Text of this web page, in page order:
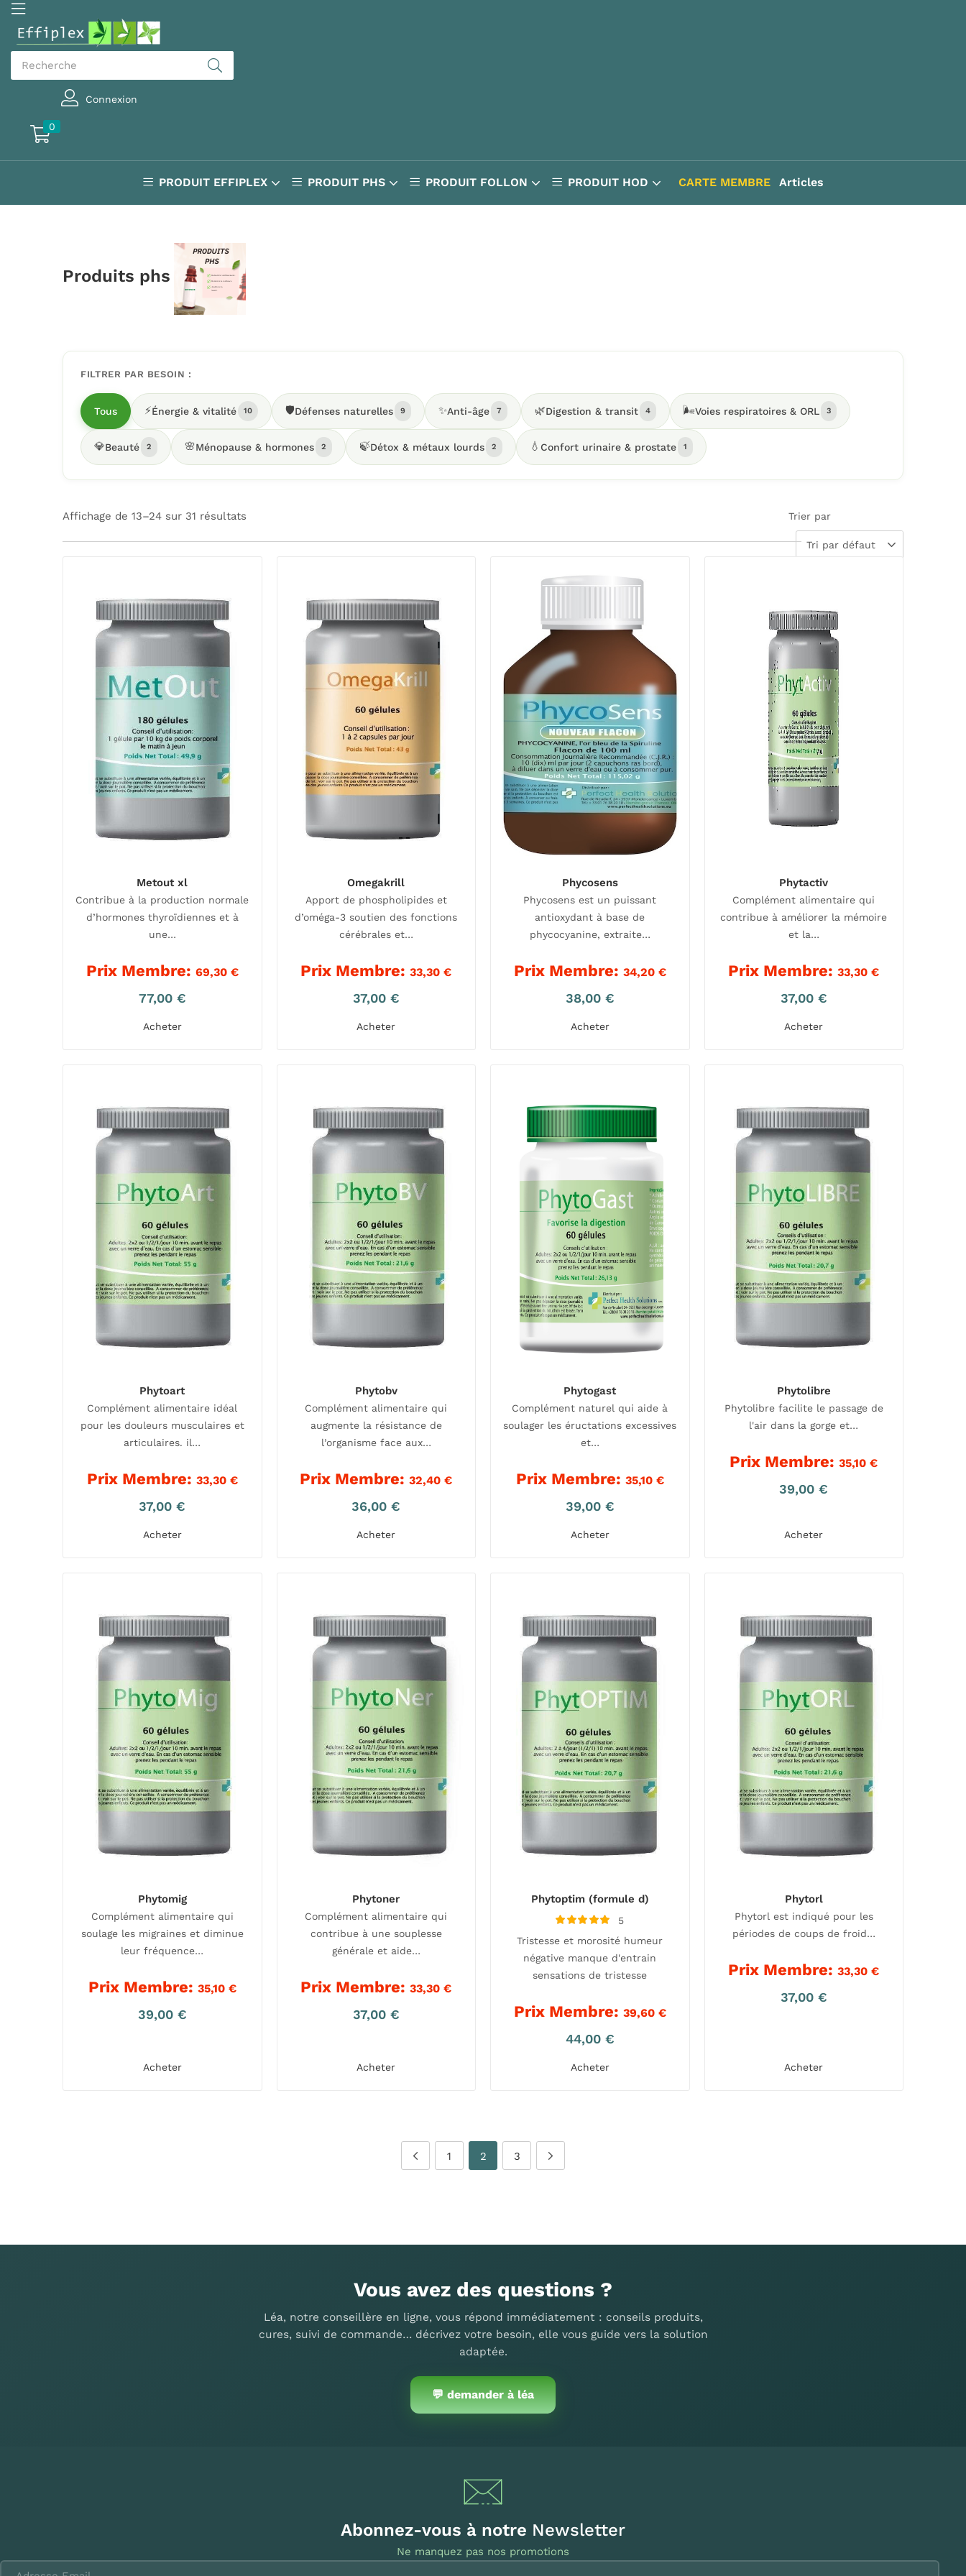
Connexion
0
PRODUIT EFFIPLEX PRODUIT PHS PRODUIT FOLLON PRODUIT HOD CARTE MEMBRE Articles
Produits phs
FILTRER PAR BESOIN :
Tous ⚡Énergie & vitalité 10 🛡️Défenses naturelles 9 ✨Anti-âge 7 🌿Digestion & transit 4 🌬️Voies respiratoires & ORL 3
💎Beauté 2 🌸Ménopause & hormones 2 🍃Détox & métaux lourds 2 💧 Confort urinaire & prostate 1
Affichage de 13–24 sur 31 résultats Trier par
Tri par défaut
Metout xl
Contribue à la production normale
d’hormones thyroïdiennes et à
une…
Prix Membre: 69,30 €
77,00 €
Acheter
Omegakrill
Apport de phospholipides et
d’oméga-3 soutien des fonctions
cérébrales et…
Prix Membre:33,30€
37,00 €
Acheter
Phycosens
Phycosens est un puissant
antioxydant à base de
phycocyanine, extraite…
Prix Membre: 34,20 €
38,00 €
Acheter
Phytactiv
Complément alimentaire qui
contribue à améliorer la mémoire
et la…
Prix Membre:33,30€
37,00 €
Acheter
Phytoart
Complément alimentaire idéal
pour les douleurs musculaires et
articulaires. il…
Prix Membre: 33,30 €
37,00€
Acheter
Phytobv
Complément alimentaire qui
augmente la résistance de
l’organisme face aux…
Prix Membre:32,40€
36,00€
Acheter
Phytogast
Complément naturel qui aide à
soulager les éructations excessives
et…
Prix Membre: 35,10 €
39,00 €
Acheter
Phytolibre
Phytolibre facilite le passage de
l'air dans la gorge et…
Prix Membre:35,10€
39,00€
Acheter
Phytomig
Complément alimentaire qui
soulage les migraines et diminue
leur fréquence…
Prix Membre: 35,10 €
39,00 €
Acheter
Phytoner
Complément alimentaire qui
contribue à une souplesse
générale et aide…
Prix Membre:33,30€
37,00 €
Acheter
Phytoptim (formule d)
5.00
5
Tristesse et morosité humeur
négative manque d'entrain
sensations de tristesse
Prix Membre: 39,60 €
44,00 €
Acheter
Phytorl
Phytorl est indiqué pour les
périodes de coups de froid…
Prix Membre:33,30€
37,00 €
Acheter
1 2 3
Vous avez des questions ?
Léa, notre conseillère en ligne, vous répond immédiatement : conseils produits,
cures, suivi de commande… décrivez votre besoin, elle vous guide vers la solution
adaptée.
💬 demander à léa
Abonnez-vous à notre Newsletter
Ne manquez pas nos promotions